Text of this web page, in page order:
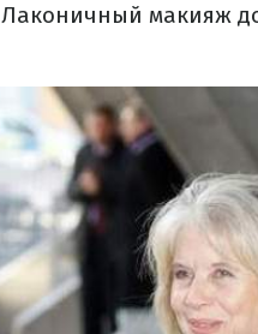
Лаконичный макияж